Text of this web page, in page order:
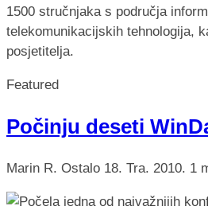
1500 stručnjaka s područja
telekomunikacijskih tehnologija,
posjetitelja.
Featured
Počinju deseti
Marin R. Ostalo 18. Tra. 2010. 1